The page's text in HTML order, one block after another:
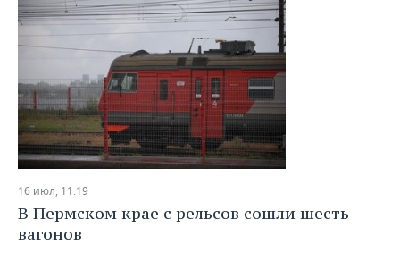
16 июл, 11:19
В Пермском крае с рельсов сошли шесть
вагонов